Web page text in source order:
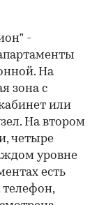
-
На
зона с
или
На втором
четыре
уровне
есть
телефон,